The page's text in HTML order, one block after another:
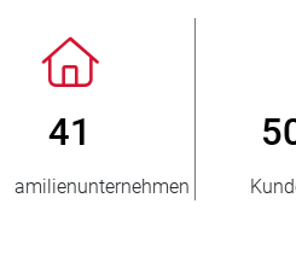
Neukunden/Jahr